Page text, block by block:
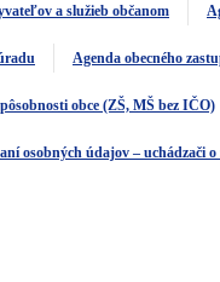
a služieb občanom
Agenda obecného
obce (ZŠ, MŠ bez IČO)
osobných údajov – uchádzači o